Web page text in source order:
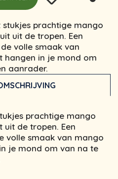
prachtige mango
uit de tropen. Een
volle smaak van
hangen in je mond om
aanrader.
prachtige mango
de tropen. Een
volle smaak van mango
je mond om van na te